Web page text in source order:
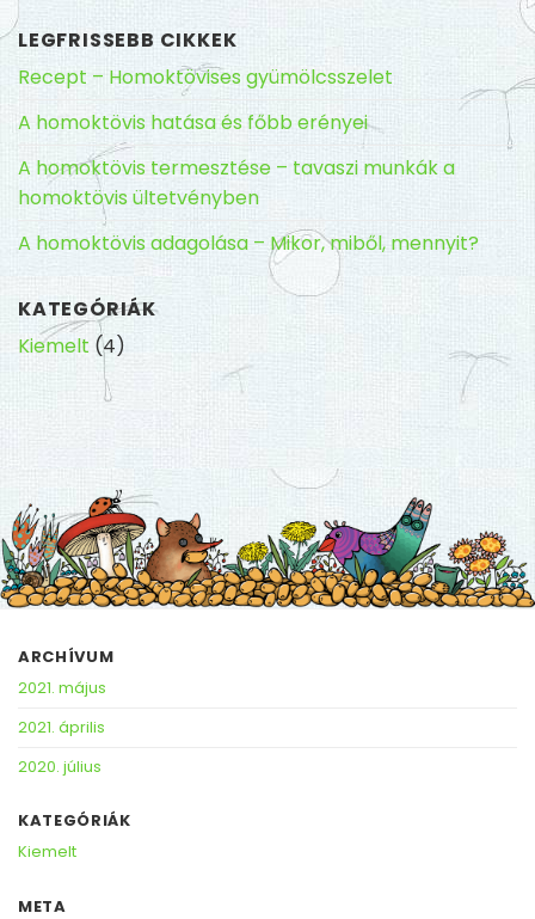
LEGFRISSEBB CIKKEK
Recept – Homoktövises gyümölcsszelet
A homoktövis hatása és főbb erényei
A homoktövis termesztése – tavaszi munkák a
homoktövis ültetvényben
A homoktövis adagolása – Mikor, miből, mennyit?
KATEGÓRIÁK
Kiemelt (4)
ARCHÍVUM
2021. május
2021. április
2020. július
KATEGÓRIÁK
Kiemelt
META